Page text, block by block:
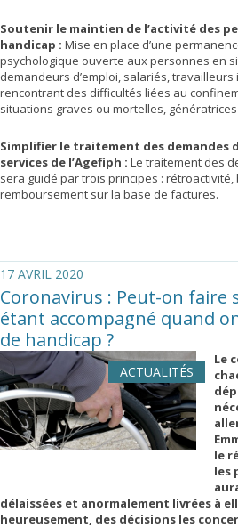
Soutenir le maintien de l’activité des
handicap : Mise en place d’une
psychologique ouverte aux personnes en
demandeurs d’emploi, salariés,
rencontrant des difficultés liées au
situations graves ou mortelles,
Simplifier le traitement des demandes
services de l’Agefiph : Le traitement des
sera guidé par trois principes :
remboursement sur la base de factures.
17 AVRIL 2020
Coronavirus : Peut-on faire
étant accompagné quand
de handicap ?
ACTUALITÉS
Le
le
les
délaissées et anormalement livrées à
heureusement, des décisions les